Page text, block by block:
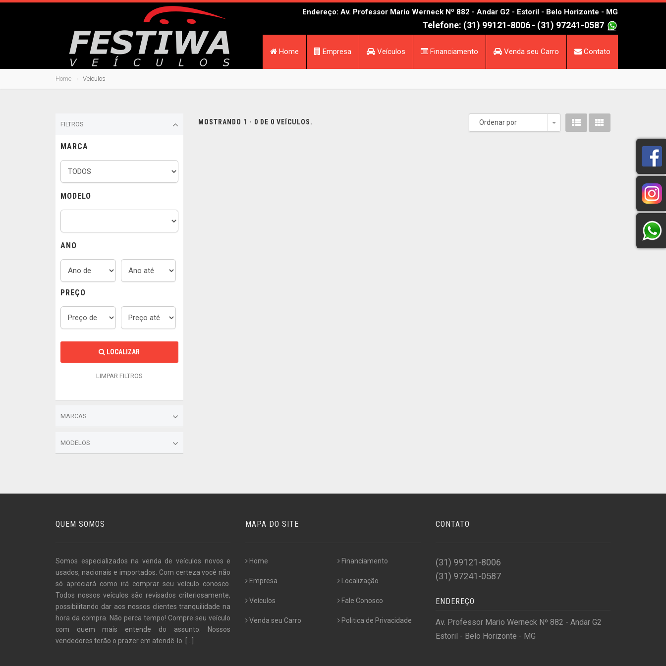
Endereço: Av. Professor Mario Werneck Nº 882 - Andar G2 - Estoril - Belo Horizonte - MG
Telefone: (31) 99121-8006- (31) 97241-0587
Home Empresa Veículos Financiamento Venda seu Carro Contato
Home Veículos
FILTROS
MARCA
MODELO
ANO
PREÇO
LOCALIZAR
LIMPAR FILTROS
MARCAS
MODELOS
MOSTRANDO 1 - 0 DE 0 VEÍCULOS. Ordenar por
Toggle Dropdown
QUEM SOMOS
Somos especializados na venda de veículos novos e
usados, nacionais e importados. Com certeza você não
só apreciará como irá comprar seu veículo conosco.
Todos nossos veículos são revisados criteriosamente,
possibilitando dar aos nossos clientes tranquilidade na
hora da compra. Não perca tempo! Compre seu veículo
com quem mais entende do assunto. Nossos
vendedores terão o prazer em atendê-lo.
MAPA DO SITE
Home
Empresa
Veículos
Venda seu Carro
Financiamento
Localização
Fale Conosco
Politica de Privacidade
CONTATO
(31) 99121-8006
(31) 97241-0587
ENDEREÇO
Av. Professor Mario Werneck Nº 882 - Andar G2
Estoril - Belo Horizonte - MG